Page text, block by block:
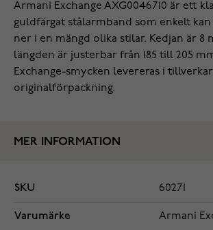
Armani Exchange AXG0046710 är ett
guldfärgat stålarmband som enkelt
ner i en mängd olika stilar. Kedjan är 8
längden är justerbar från 185 till 205
Exchange-smycken levereras i
originalförpackning.
MER INFORMATION
SKU 60271
Varumärke Armani